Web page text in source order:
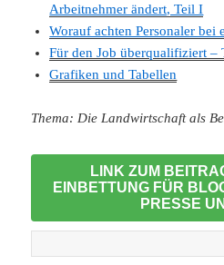
Arbeitnehmer ändert, Teil I
Worauf achten Personaler bei
Für den Job überqualifiziert –
Grafiken und Tabellen
Thema: Die Landwirtschaft als
LINK ZUM
EINBETTUNG FÜR
PRESSE